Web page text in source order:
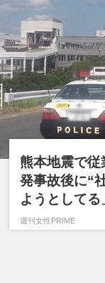
熊本地震で
発事故後に“
ようとして
週刊女性PRIME